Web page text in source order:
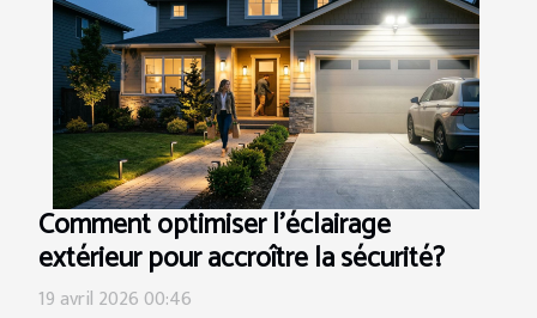
Comment optimiser l'éclairage
extérieur pour accroître la sécurité?
19 avril 2026 00:46